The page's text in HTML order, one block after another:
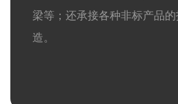
梁等；还承接各种非标产品
造。